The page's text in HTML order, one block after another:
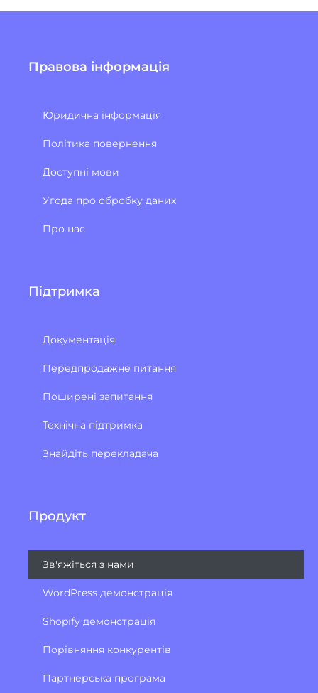
Правова інформація
Юридична інформація
Політика повернення
Доступні мови
Угода про обробку даних
Про нас
Підтримка
Документація
Передпродажне питання
Поширені запитання
Технічна підтримка
Знайдіть перекладача
Продукт
Зв'яжіться з нами
WordPress демонстрація
Shopify демонстрація
Порівняння конкурентів
Партнерська програма